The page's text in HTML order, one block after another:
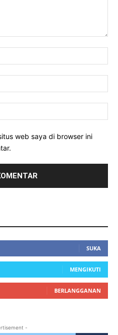
web saya di browser ini
SUKA
MENGIKUTI
BERLANGGANAN
-